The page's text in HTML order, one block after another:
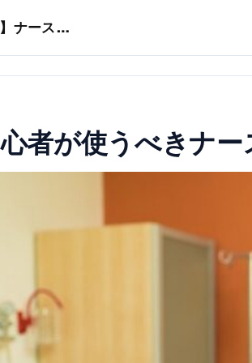
【看護師愛用率No1】ナースリーで人気の商品はコレ
者が使うべきナ